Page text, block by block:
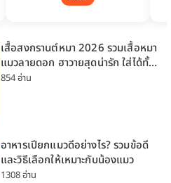
เสื้อสงกรานต์หมา 2026 รวมเสื้อหมา
แมวลายดอก ฮาวายสุดน่ารัก ใส่ได้ทั้ง
หมาเล็กและหมาใหญ่
854 อ่าน
อาหารเปียกแมวดีอย่างไร? รวมข้อดี
และวิธีเลือกให้เหมาะกับน้องแมว
1308 อ่าน